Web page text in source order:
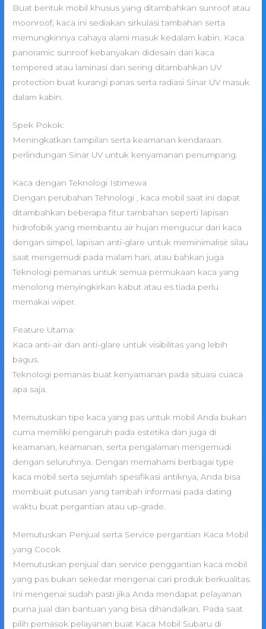
Buat bentuk mobil khusus yang ditambahkan sunroof atau
moonroof, kaca ini sediakan sirkulasi tambahan serta
memungkinnya cahaya alami masuk kedalam kabin. Kaca
panoramic sunroof kebanyakan didesain dari kaca
tempered atau laminasi dan sering ditambahkan UV
protection buat kurangi panas serta radiasi Sinar UV masuk
dalam kabin.
Spek Pokok:
Meningkatkan tampilan serta keamanan kendaraan.
perlindungan Sinar UV untuk kenyamanan penumpang.
Kaca dengan Teknologi Istimewa
Dengan perubahan Tehnologi , kaca mobil saat ini dapat
ditambahkan beberapa fitur tambahan seperti lapisan
hidrofobik yang membantu air hujan mengucur dari kaca
dengan simpel, lapisan anti-glare untuk meminimalisir silau
saat mengemudi pada malam hari, atau bahkan juga
Teknologi pemanas untuk semua permukaan kaca yang
menolong menyingkirkan kabut atau es tiada perlu
memakai wiper.
Feature Utama:
Kaca anti-air dan anti-glare untuk visibilitas yang lebih
bagus.
Teknologi pemanas buat kenyamanan pada situasi cuaca
apa saja.
Memutuskan tipe kaca yang pas untuk mobil Anda bukan
cuma memiliki pengaruh pada estetika dan juga di
keamanan, keamanan, serta pengalaman mengemudi
dengan seluruhnya. Dengan memahami berbagai type
kaca mobil serta sejumlah spesifikasi antiknya, Anda bisa
membuat putusan yang tambah informasi pada dating
waktu buat pergantian atau up-grade.
Memutuskan Penjual serta Service pergantian Kaca Mobil
yang Cocok
Memutuskan penjual dan service penggantian kaca mobil
yang pas bukan sekedar mengenai cari produk berkualitas.
Ini mengenai sudah pasti jika Anda mendapat pelayanan
purna jual dan bantuan yang bisa dihandalkan. Pada saat
pilih pemasok pelayanan buat Kaca Mobil Subaru di